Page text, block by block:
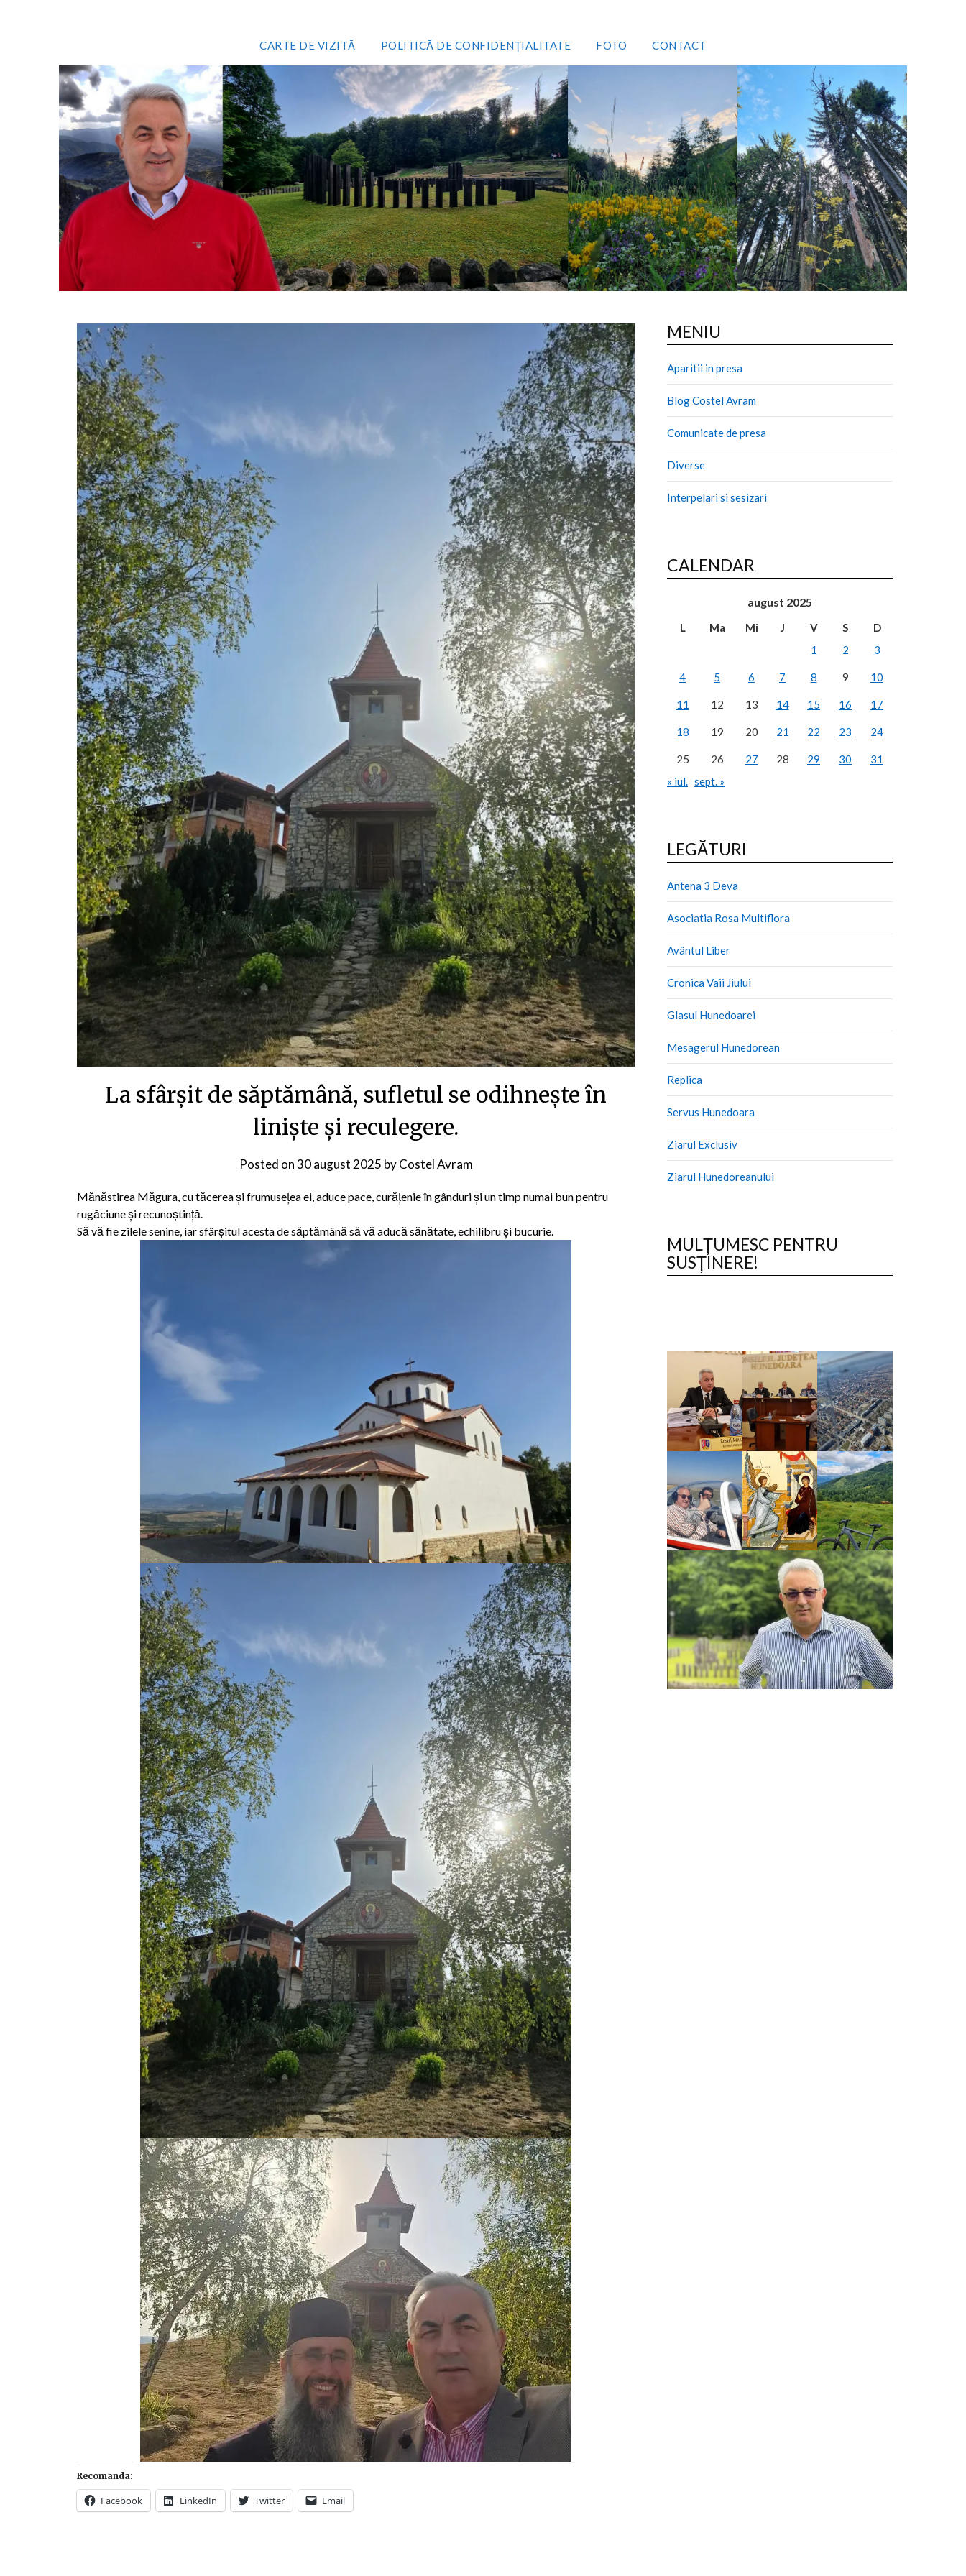
CARTE DE VIZITĂ POLITICĂ DE CONFIDENȚIALITATE FOTO CONTACT
La sfârșit de săptămână, sufletul se odihnește în
liniște și reculegere.
Posted on30 august 2025 byCostel Avram
Mănăstirea Măgura, cu tăcerea și frumusețea ei, aduce pace, curățenie în gânduri și un timp numai bun pentru
rugăciune și recunoștință.
Să vă fie zilele senine, iar sfârșitul acesta de săptămână să vă aducă sănătate, echilibru și bucurie.
Recomanda:
Facebook LinkedIn Twitter Email
MENIU
Aparitii in presa
Blog Costel Avram
Comunicate de presa
Diverse
Interpelari si sesizari
CALENDAR
august 2025
L Ma Mi J V S
D
1
2 3
4 5 6 7 8 9 10
11 12 13 14 15 16 17
18 19 20 21 22 23 24
25 26 27 28 29 30
31
« iul. sept. »
LEGĂTURI
Antena 3 Deva
Asociatia Rosa Multiflora
Avântul Liber
Cronica Vaii Jiului
Glasul Hunedoarei
Mesagerul Hunedorean
Replica
Servus Hunedoara
Ziarul Exclusiv
Ziarul Hunedoreanului
MULȚUMESC PENTRU
SUSȚINERE!